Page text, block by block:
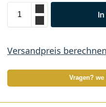
Versandpreis berechnen
Vragen?